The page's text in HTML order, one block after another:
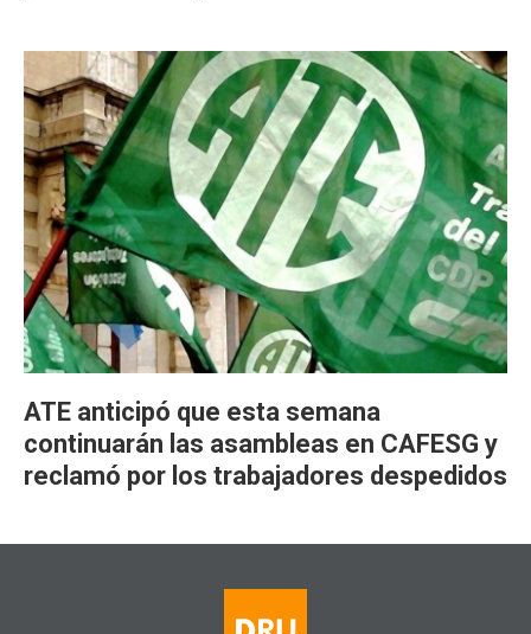
ATE anticipó que esta semana
continuarán las asambleas en CAFESG y
reclamó por los trabajadores despedidos